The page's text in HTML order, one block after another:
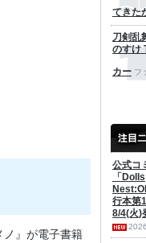
ノ』が電子書籍
てきた
刀剣乱
のすけ
カー フ
公式コ
「Dolls
行本第
8/4(火)